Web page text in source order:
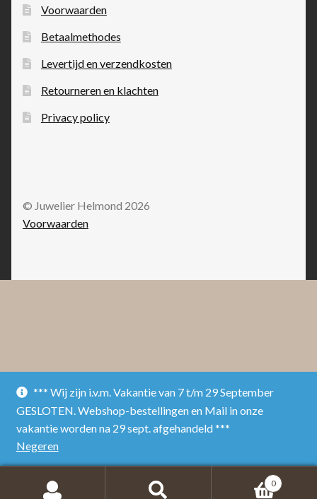
*** Wij zijn i.v.m. Vakantie van 7 t/m 29 September
GESLOTEN. Webshop-bestellingen en Mail in onze
vakantie worden na 29 sept. afgehandeld ***
Negeren
Voorwaarden
Betaalmethodes
Levertijd en verzendkosten
Retourneren en klachten
Privacy policy
© Juwelier Helmond 2026
Voorwaarden
0